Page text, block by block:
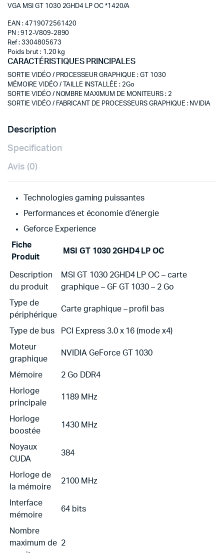
VGA MSI GT 1030 2GHD4 LP OC *1420/A
EAN : 4719072561420
PN : 912-V809-2890
Ref : 3304805673
Poids brut : 1.20 kg
CARACTÉRISTIQUES PRINCIPALES
SORTIE VIDÉO / PROCESSEUR GRAPHIQUE: GT 1030
MÉMOIRE VIDÉO / TAILLE INSTALLÉE : 2Go
SORTIE VIDÉO / NOMBRE MAXIMUM DE MONITEURS: 2
SORTIE VIDÉO / FABRICANT DE PROCESSEURS GRAPHIQUE: NVIDIA
Description
Specification
Avis (0)
Technologies gaming puissantes
Performances et économie d’énergie
Geforce Experience
Fiche
Produit
MSI GT 1030 2GHD4 LP OC
Description
du produit
MSI GT 1030 2GHD4 LP OC – carte
graphique – GF GT 1030 – 2 Go
Type de
périphérique
Carte graphique – profil bas
Type de bus
PCI Express 3.0 x 16 (mode x4)
Moteur
graphique
NVIDIA GeForce GT 1030
Mémoire
2 Go DDR4
Horloge
principale
1189 MHz
Horloge
boostée
1430 MHz
Noyaux
CUDA
384
Horloge de
la mémoire
2100 MHz
Interface
mémoire
64 bits
Nombre
maximum de 2